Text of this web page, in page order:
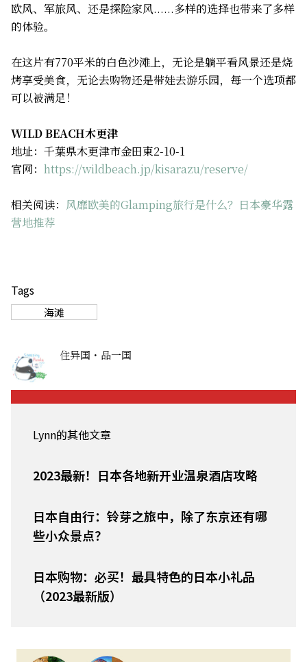
欧风、军旅风、还是探险家风......多样的选择也带来了多样
的体验。
在这片有770平米的白色沙滩上，无论是躺平看风景还是烧
烤享受美食，无论去购物还是带娃去游乐园，每一个选项都
可以被满足！
WILD BEACH木更津
地址：千葉県木更津市金田東2-10-1
官网： https://wildbeach.jp/kisarazu/reserve/
相关阅读： 风靡欧美的Glamping旅行是什么？日本豪华露
营地推荐
Tags
海滩
住异国・品一国
Lynn的其他文章
2023最新！日本各地新开业温泉酒店攻略
日本自由行：铃芽之旅中，除了东京还有哪
些小众景点？
日本购物：必买！最具特色的日本小礼品
（2023最新版）